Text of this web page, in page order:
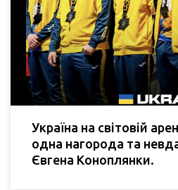
Україна на світовій
одна нагорода та
Євгена Коноплянки.